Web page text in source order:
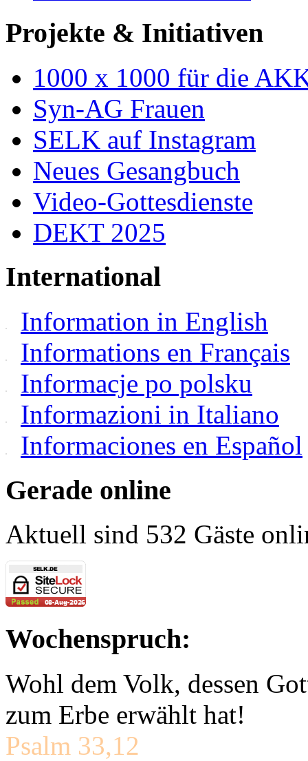
Projekte & Initiativen
1000 x 1000 für die
Syn-AG Frauen
SELK auf Instagram
Neues Gesangbuch
Video-Gottesdienste
DEKT 2025
International
Information in English
Informations en Français
Informacje po polsku
Informazioni in Italiano
Informaciones en Español
Gerade online
Aktuell sind 532 Gäste
Wochenspruch:
Wohl dem Volk, dessen
zum Erbe erwählt hat!
Psalm 33,12